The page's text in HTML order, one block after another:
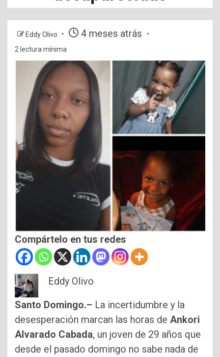
Eddy Olivo 4 meses atrás
2 lectura mínima
Compártelo en tus redes
Eddy Olivo
Santo Domingo.– La incertidumbre y la
desesperación marcan las horas de Ankori
Alvarado Cabada, un joven de 29 años que
desde el pasado domingo no sabe nada de